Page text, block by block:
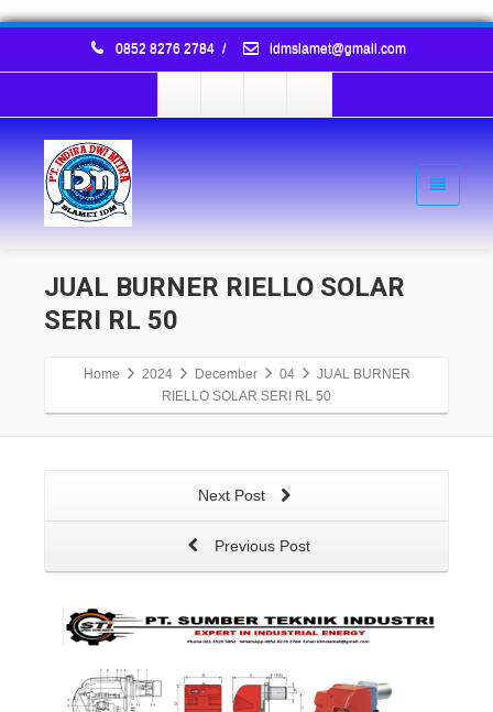
0852 8276 2784 / idmslamet@gmail.com
JUAL BURNER RIELLO SOLAR
SERI RL 50
Home 2024 December 04
JUAL BURNER
RIELLO SOLAR SERI RL 50
Next Post
Previous Post